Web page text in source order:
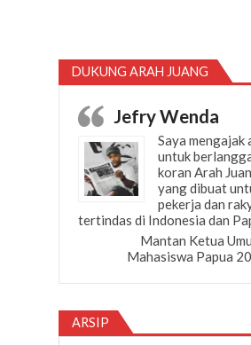
DUKUNG ARAH JUANG
Jefry Wenda
Saya mengajak
untuk
koran Arah
yang dibuat
pekerja dan
tertindas di Indonesia dan
Mantan Ketua
Mahasiswa Papua
ARSIP